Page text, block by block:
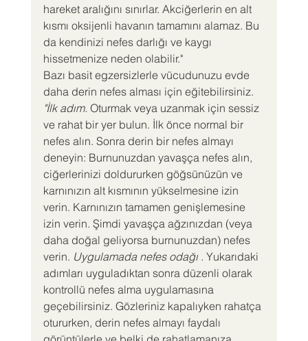
hareket aralığını sınırlar. Akciğerlerin en alt
kısmı oksijenli havanın tamamını alamaz. Bu
da kendinizi nefes darlığı ve kaygı
hissetmenize neden olabilir."
Bazı basit egzersizlerle vücudunuzu evde
daha derin nefes alması için eğitebilirsiniz.
"İlk adım. Oturmak veya uzanmak için sessiz
ve rahat bir yer bulun. İlk önce normal bir
nefes alın. Sonra derin bir nefes almayı
deneyin: Burnunuzdan yavaşça nefes alın,
ciğerlerinizi doldururken göğsünüzün ve
karnınızın alt kısmının yükselmesine izin
verin. Karnınızın tamamen genişlemesine
izin verin. Şimdi yavaşça ağzınızdan (veya
daha doğal geliyorsa burnunuzdan) nefes
verin. Uygulamada nefes odağı . Yukarıdaki
adımları uyguladıktan sonra düzenli olarak
kontrollü nefes alma uygulamasına
geçebilirsiniz. Gözleriniz kapalıyken rahatça
otururken, derin nefes almayı faydalı